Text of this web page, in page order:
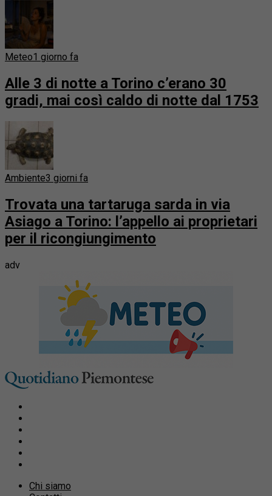
Meteo1 giorno fa
Alle 3 di notte a Torino c’erano 30
gradi, mai così caldo di notte dal 1753
Ambiente3 giorni fa
Trovata una tartaruga sarda in via
Asiago a Torino: l’appello ai proprietari
per il ricongiungimento
adv
Chi siamo